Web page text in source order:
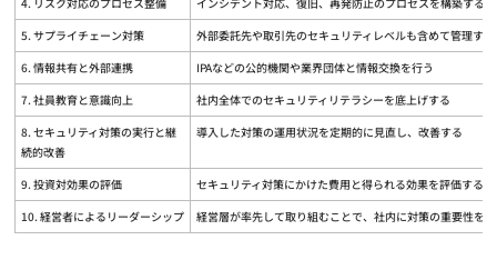
5. サプライチェーン対策
外部委託先や取引先のセキュリティレベルも含めて管理する
6. 情報共有と外部連携
IPAなどの公的機関や業界団体と情報交換を行う
7. 社員教育と意識向上
社内全体でのセキュリティリテラシーを底上げする
8. セキュリティ対策の実行と継
続的改善
導入した対策の運用状況を定期的に見直し、改善する
9. 投資対効果の評価
セキュリティ対策にかけた費用と得られる効果を評価する
10. 経営者によるリーダーシップ
経営層が率先して取り組むことで、社内に対策の重要性を